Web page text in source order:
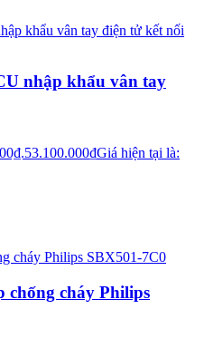
nhập khẩu vân tay
53.100.000₫Giá hiện tại là:
chống cháy Philips